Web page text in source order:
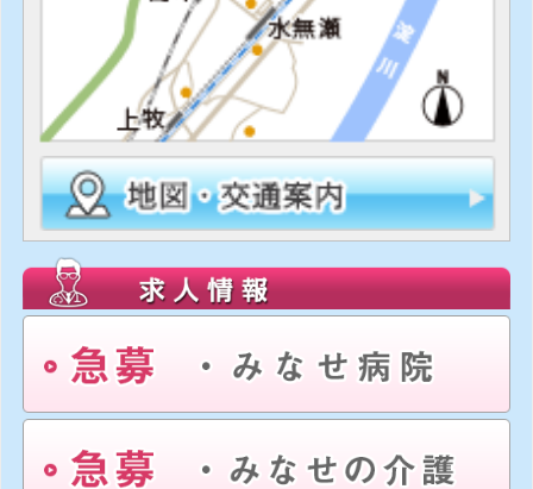
2026年5月18日（月)
上牧ケアセンター
上牧デイサービスセンター6月行事のお知らせで
す！
6/27(土)に午後から大阪学院大学の学生による吹
奏楽演奏会を予定しております。
2026年5月16日（土)
若山荘
若山荘 空床状況